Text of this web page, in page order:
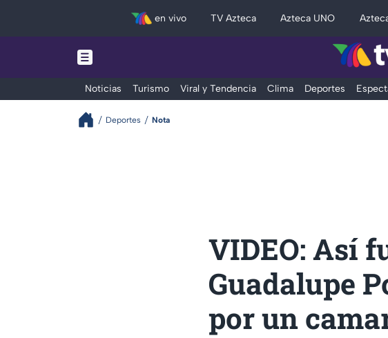
en vivo TV Azteca Azteca UNO
Noticias Turismo Viral y Tendencia Clima Deportes
Deportes Nota
VIDEO: Así
Guadalupe
por un